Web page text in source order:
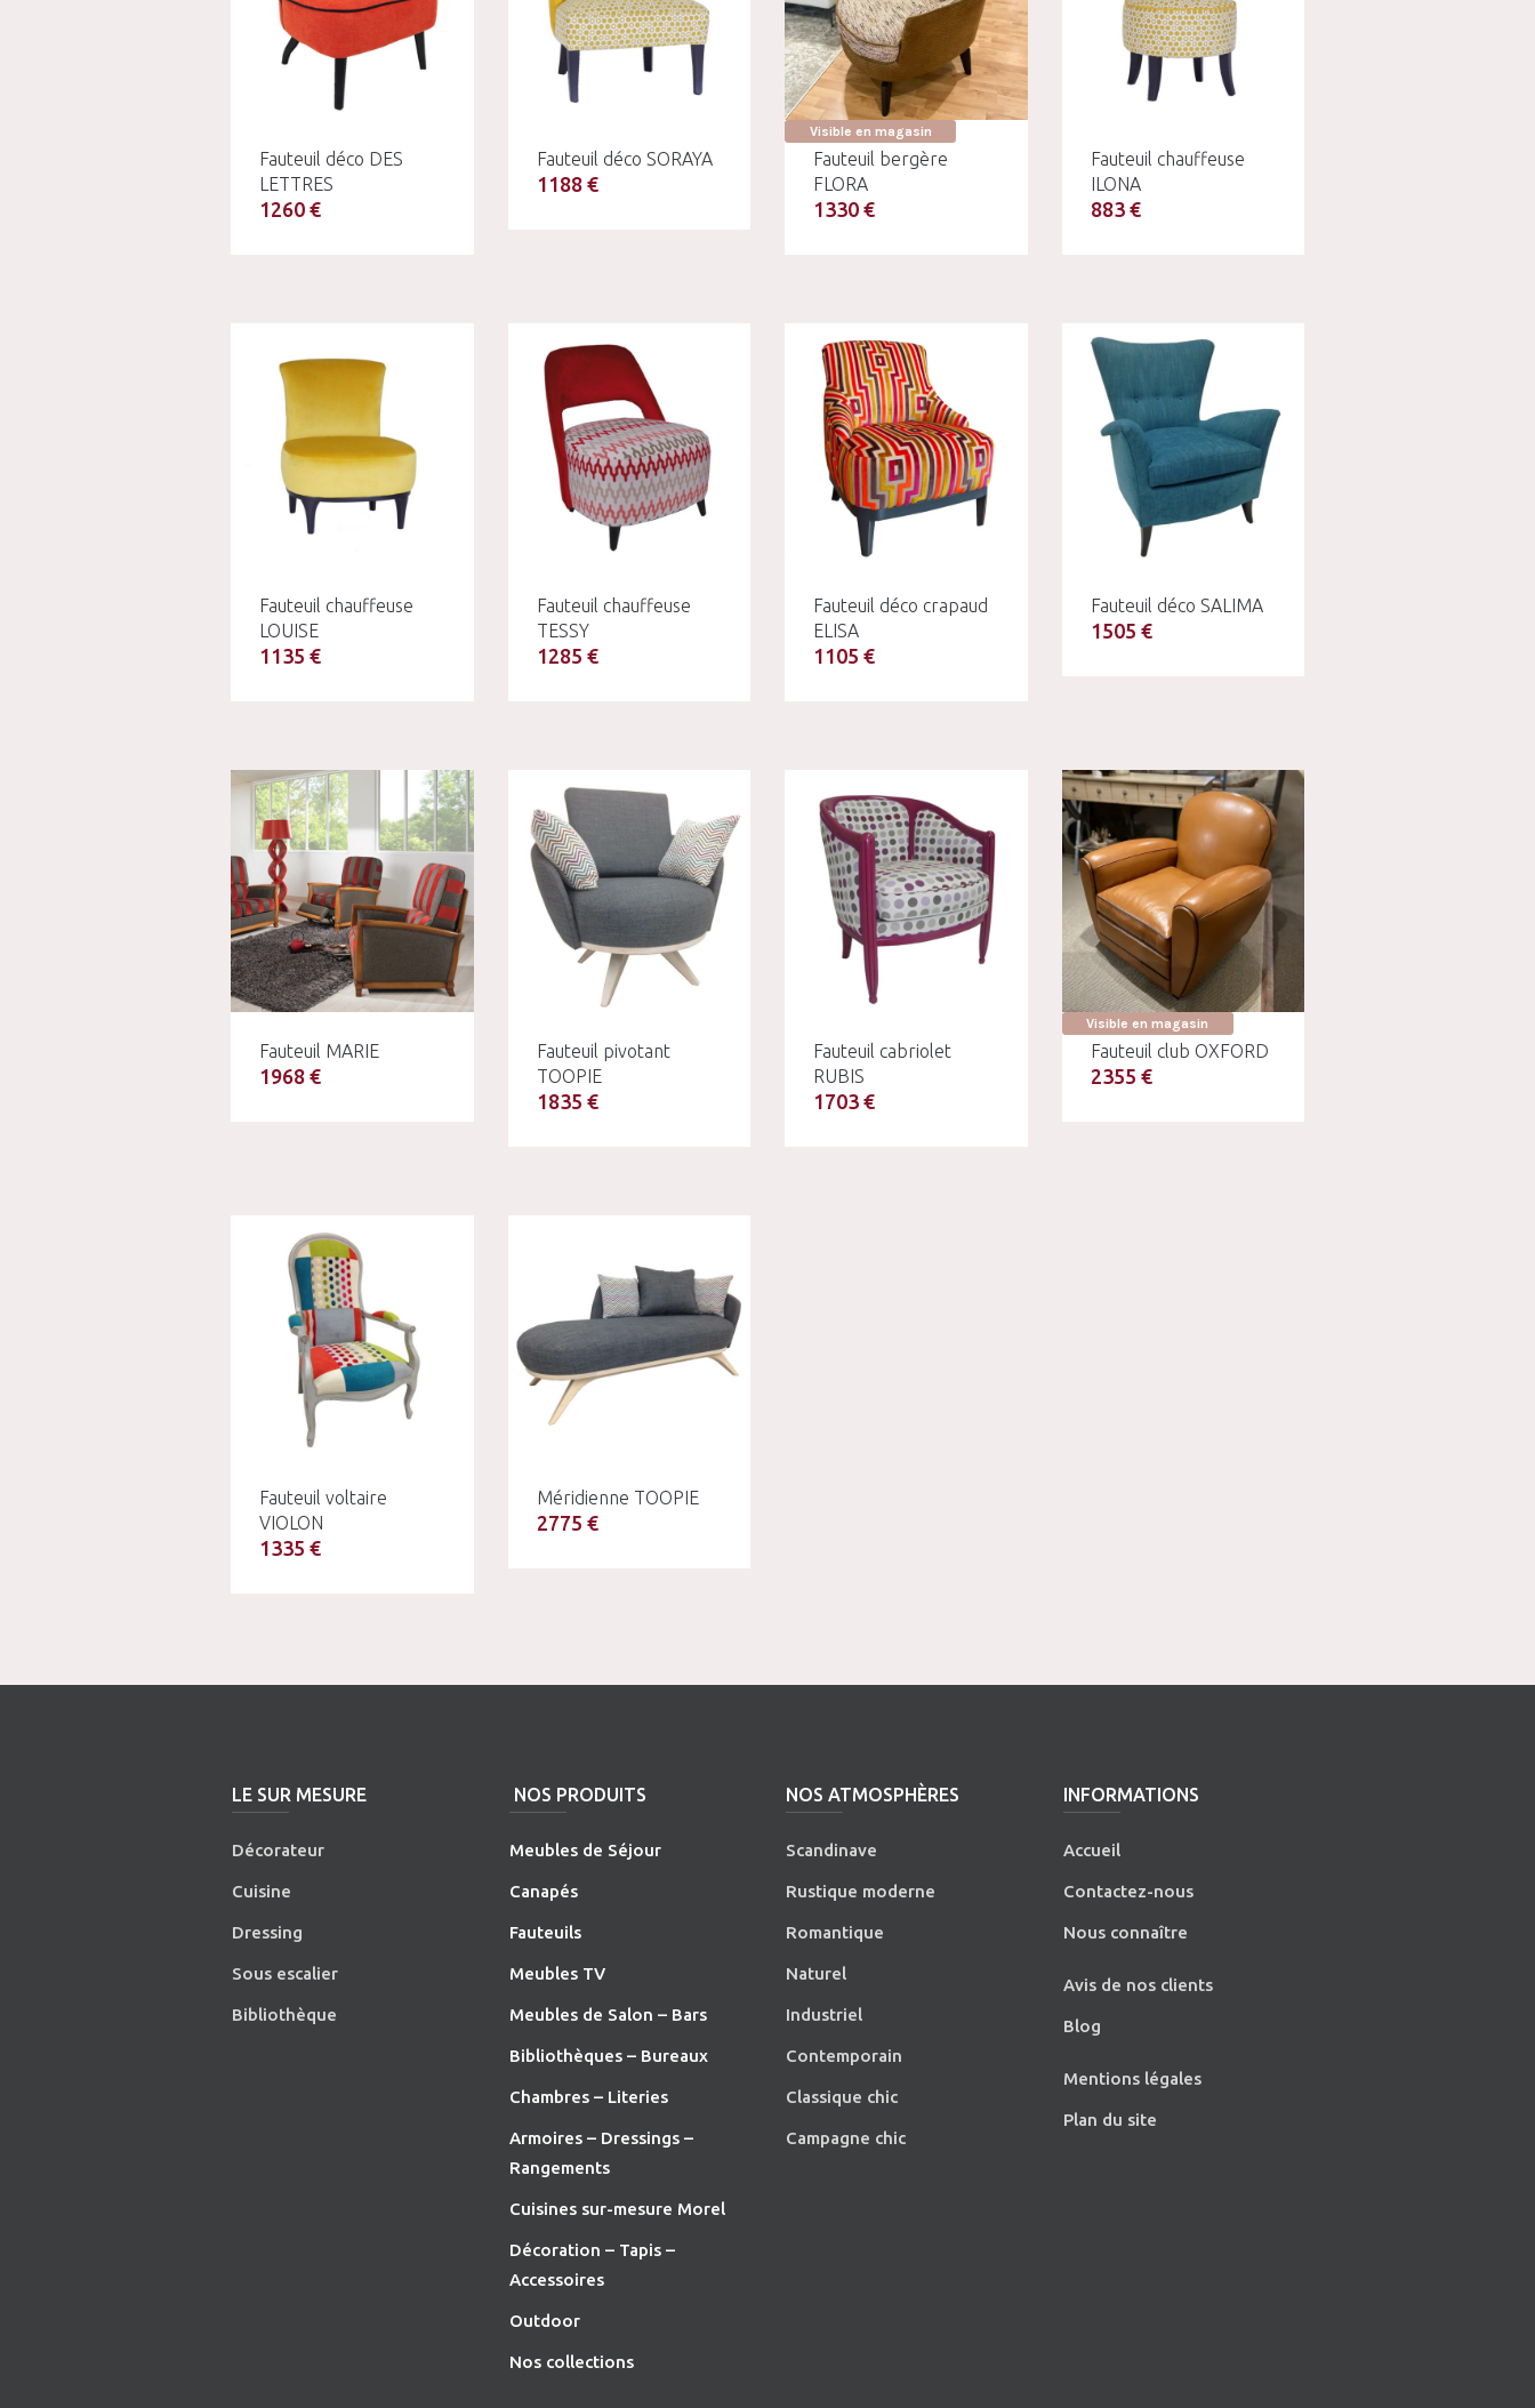
Fauteuil déco DES
LETTRES
1260 €
Fauteuil déco SORAYA
1188 €
Visible en magasin
Fauteuil bergère
FLORA
1330 €
Fauteuil chauffeuse
ILONA
883 €
Fauteuil chauffeuse
LOUISE
1135 €
Fauteuil chauffeuse
TESSY
1285 €
Fauteuil déco crapaud
ELISA
1105 €
Fauteuil déco SALIMA
1505 €
Fauteuil MARIE
1968 €
Fauteuil pivotant
TOOPIE
1835 €
Fauteuil cabriolet
RUBIS
1703 €
Visible en magasin
Fauteuil club OXFORD
2355 €
Fauteuil voltaire
VIOLON
1335 €
Méridienne TOOPIE
2775 €
LE SUR MESURE
Décorateur
Cuisine
Dressing
Sous escalier
Bibliothèque
NOS PRODUITS
Meubles de Séjour
Canapés
Fauteuils
Meubles TV
Meubles de Salon – Bars
Bibliothèques – Bureaux
Chambres – Literies
Armoires – Dressings –
Rangements
Cuisines sur-mesure Morel
Décoration – Tapis –
Accessoires
Outdoor
Nos collections
NOS ATMOSPHÈRES
Scandinave
Rustique moderne
Romantique
Naturel
Industriel
Contemporain
Classique chic
Campagne chic
INFORMATIONS
Accueil
Contactez-nous
Nous connaître
Avis de nos clients
Blog
Mentions légales
Plan du site